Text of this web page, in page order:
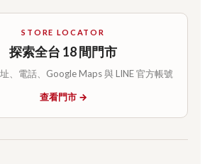
STORE LOCATOR
探索全台 18 間門市
、電話、Google Maps 與 LINE 官方帳號
查看門市 →